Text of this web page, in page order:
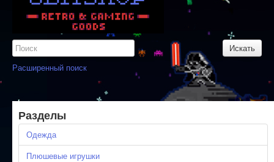
Регистрация
Расширенный поиск
Разделы
Одежда
Плюшевые игрушки